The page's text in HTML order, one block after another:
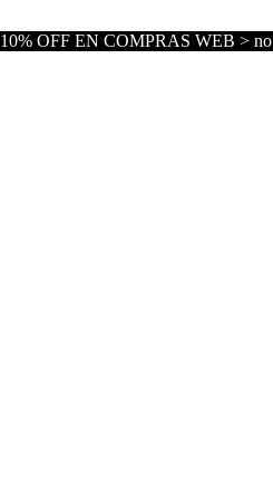
10% OFF EN COMPRAS WEB > no